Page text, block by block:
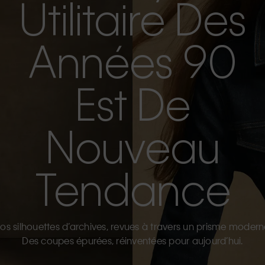
Utilitaire Des
Années 90
Est De
Nouveau
Tendance
silhouettes d’archives, revues à travers un prisme
Des coupes épurées, réinventées pour aujourd’hui.